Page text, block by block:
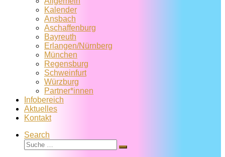
Kalender
Ansbach
Aschaffenburg
Bayreuth
Erlangen/Nürnberg
München
Regensburg
Schweinfurt
Würzburg
Partner*innen
Infobereich
Aktuelles
Kontakt
Search
Suche
Suche